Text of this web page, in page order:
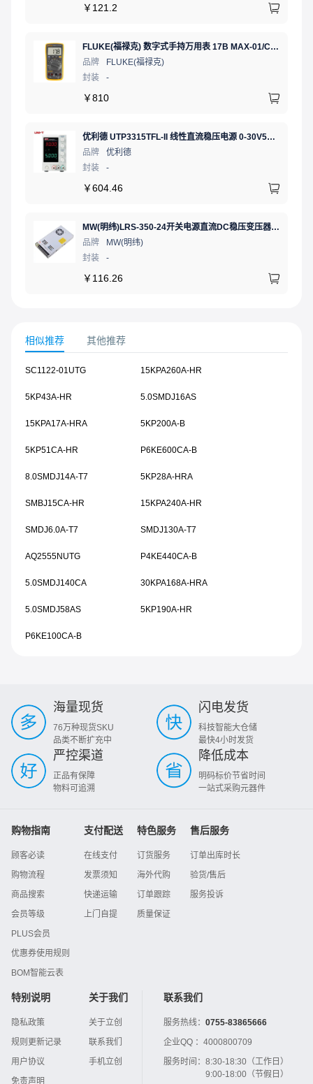
￥ 121.2
FLUKE(福禄克) 数字式手持万用表 17B MAX-01/CN 二极管测试;相对值;通断测试
品牌
FLUKE(福禄克)
封装
-
￥810
优利德 UTP3315TFL-II 线性直流稳压电源 0-30V5A 低噪声高精度实验电源
品牌
优利德
封装
-
￥604.46
MW(明纬)LRS-350-24开关电源直流DC稳压变压器监控24V 14.6A
品牌
MW(明纬)
封装
-
￥ 116.26
相似推荐 其他推荐
SC1122-01UTG 15KPA260A-HR
5KP43A-HR 5.0SMDJ16AS
15KPA17A-HRA 5KP200A-B
5KP51CA-HR P6KE600CA-B
8.0SMDJ14A-T7 5KP28A-HRA
SMBJ15CA-HR 15KPA240A-HR
SMDJ6.0A-T7 SMDJ130A-T7
AQ2555NUTG P4KE440CA-B
5.0SMDJ140CA 30KPA168A-HRA
5.0SMDJ58AS 5KP190A-HR
P6KE100CA-B
海量现货
76万种现货SKU
品类不断扩充中
闪电发货
科技智能大仓储
最快4小时发货
严控渠道
正品有保障
物料可追溯
降低成本
明码标价节省时间
一站式采购元器件
购物指南
顾客必读
购物流程
商品搜索
会员等级
PLUS会员
优惠券使用规则
BOM智能云表
支付配送
在线支付
发票须知
快递运输
上门自提
特色服务
订货服务
海外代购
订单跟踪
质量保证
售后服务
订单出库时长
验货/售后
服务投诉
特别说明
隐私政策
规则更新记录
用户协议
免责声明
关于我们
关于立创
联系我们
手机立创
联系我们
服务热线： 0755-83865666
企业QQ ： 4000800709
服务时间： 8:30-18:30（工作日）
9:00-18:00（节假日）